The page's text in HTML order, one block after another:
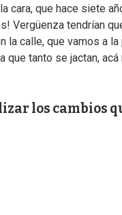
cara, que hace siete
Vergüenza tendrían
la calle, que vamos a
tanto se jactan, acá
los cambios